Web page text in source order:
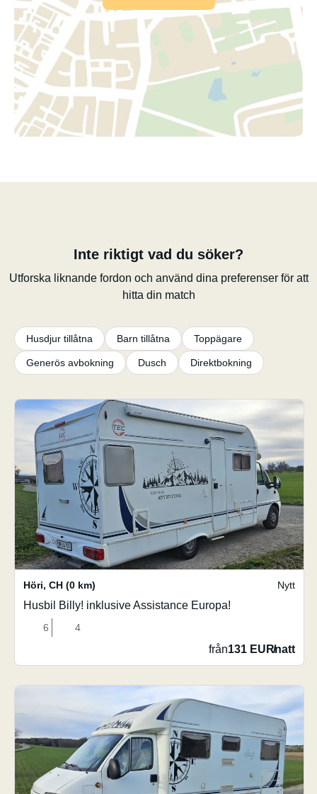
Inte riktigt vad du söker?
Utforska liknande fordon och använd dina preferenser för att
hitta din match
Husdjur tillåtna Barn tillåtna Toppägare
Generös avbokning Dusch Direktbokning
Höri, CH (0 km) Nytt
Husbil Billy! inklusive Assistance Europa!
6 4
från131 EUR/natt